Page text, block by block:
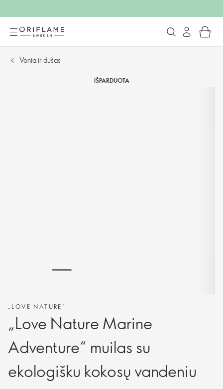
Vonia ir dušas
IŠPARDUOTA
„LOVE NATURE“
„Love Nature Marine
Adventure“ muilas su
ekologišku kokosų vandeniu